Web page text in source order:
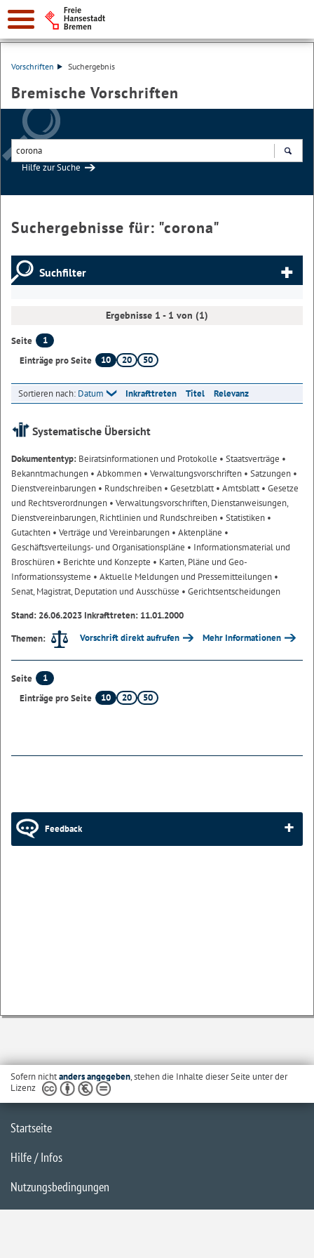
Vorschriften Suchergebnis
Bremische Vorschriften
Hilfe zur Suche
Suchergebnisse für: "corona"
Suchfilter
Ergebnisse 1 - 1 von (1)
Seite
1
Einträge pro Seite
10 20 50
Sortieren nach: Datum Inkrafttreten Titel Relevanz
Systematische Übersicht
Dokumententyp: Beiratsinformationen und Protokolle • Staatsverträge •
Bekanntmachungen • Abkommen • Verwaltungsvorschriften • Satzungen •
Dienstvereinbarungen • Rundschreiben • Gesetzblatt• Amtsblatt• Gesetze
und Rechtsverordnungen • Verwaltungsvorschriften, Dienstanweisungen,
Dienstvereinbarungen, Richtlinien und Rundschreiben • Statistiken •
Gutachten • Verträge und Vereinbarungen • Aktenpläne •
Geschäftsverteilungs- und Organisationspläne • Informationsmaterial und
Broschüren • Berichte und Konzepte • Karten, Pläne und Geo-
Informationssysteme • Aktuelle Meldungen und Pressemitteilungen •
Senat, Magistrat, Deputation und Ausschüsse • Gerichtsentscheidungen
Stand: 26.06.2023 Inkrafttreten: 11.01.2000
Themen:
Vorschrift direkt aufrufen Mehr Informationen
Seite
1
Einträge pro Seite
10 20 50
Feedback
Sofern nichtanders angegeben, stehen die Inhalte dieser Seite unter der
Lizenz
Startseite
Hilfe / Infos
Nutzungsbedingungen